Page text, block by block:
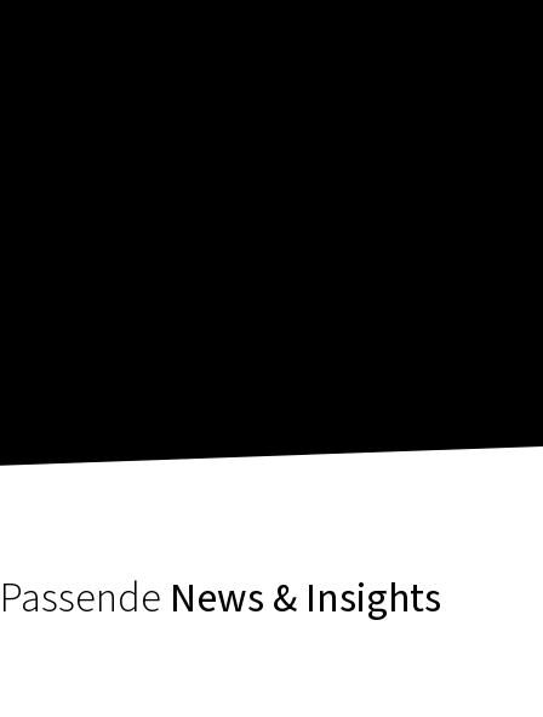
Passende News & Insights